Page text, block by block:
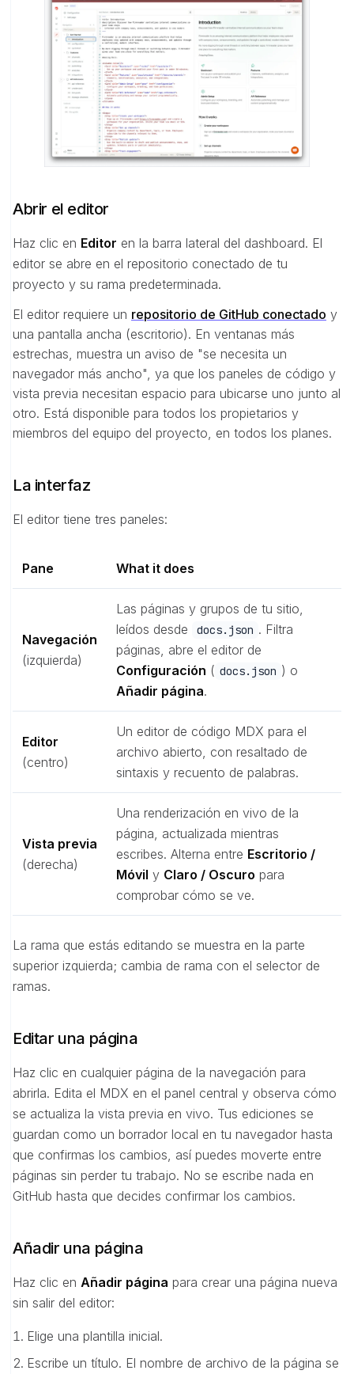
Abrir el editor
Haz clic en Editor en la barra lateral del dashboard. El
editor se abre en el repositorio conectado de tu
proyecto y su rama predeterminada.
El editor requiere un repositorio de GitHub conectado y
una pantalla ancha (escritorio). En ventanas más
estrechas, muestra un aviso de "se necesita un
navegador más ancho", ya que los paneles de código y
vista previa necesitan espacio para ubicarse uno junto al
otro. Está disponible para todos los propietarios y
miembros del equipo del proyecto, en todos los planes.
La interfaz
El editor tiene tres paneles:
Pane What it does
Navegación
(izquierda)
Las páginas y grupos de tu sitio,
leídos desde
docs.json . Filtra
páginas, abre el editor de
Configuración ( docs.json ) o
Añadir página.
Editor
(centro)
Un editor de código MDX para el
archivo abierto, con resaltado de
sintaxis y recuento de palabras.
Vista previa
(derecha)
Una renderización en vivo de la
página, actualizada mientras
escribes. Alterna entre Escritorio /
Móvil y Claro / Oscuro para
comprobar cómo se ve.
La rama que estás editando se muestra en la parte
superior izquierda; cambia de rama con el selector de
ramas.
Editar una página
Haz clic en cualquier página de la navegación para
abrirla. Edita el MDX en el panel central y observa cómo
se actualiza la vista previa en vivo. Tus ediciones se
guardan como un borrador local en tu navegador hasta
que confirmas los cambios, así puedes moverte entre
páginas sin perder tu trabajo. No se escribe nada en
GitHub hasta que decides confirmar los cambios.
Añadir una página
Haz clic en Añadir página para crear una página nueva
sin salir del editor:
Elige una plantilla inicial.
Escribe un título. El nombre de archivo de la página se